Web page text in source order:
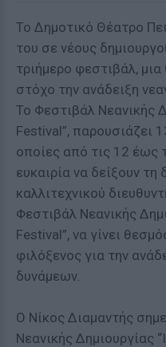
Το Δημοτικό Θέατρο
του σε νέους
τριήμερο φεστιβάλ,
στόχο την ανάδειξη
Το Φεστιβάλ Νεανικής
Festival”, παρουσιάζει
οποίες από τις 12 έως
ευκαιρία να δείξουν
καλλιτεχνικού
Φεστιβάλ Νεανικής
Festival”, να γίνει
φιλόξενος για την
δυνάμεων.
Ο Νίκος Διαμαντής
Νεανικής Δημιουργίας